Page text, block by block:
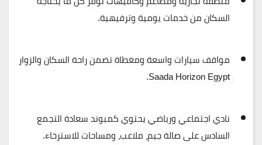
السكان من خدمات يومية وترفيهية.
مواقف سيارات واسعة ومغطاةتضمن راحة السكان والزوار
Saada Horizon Egypt.
نادي اجتماعي ورياضييحتوي كمبوند سعادة التجمع
السادس على صالة جيم، ملاعب، ومساحات للاسترخاء.